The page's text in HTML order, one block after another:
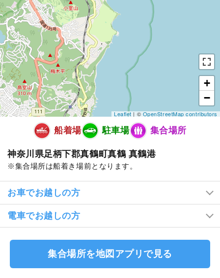
+
−
Leaflet| ©OpenStreetMap contributors
船着場 駐車場 集合場所
神奈川県足柄下郡真鶴町真鶴 真鶴港
集合場所は船着き場前となります。
お車でお越しの方
電車でお越しの方
集合場所を地図アプリで見る